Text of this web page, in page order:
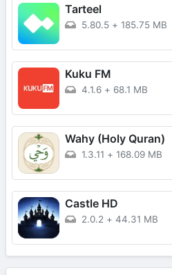
Tarteel
5.80.5 + 185.75 MB
Kuku FM
4.1.6 + 68.1 MB
Wahy (Holy Quran)
1.3.11 + 168.09 MB
Castle HD
2.0.2 + 44.31 MB